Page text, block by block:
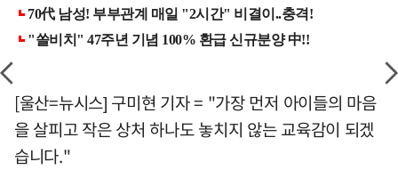
[울산=뉴시스] 구미현 기자 = "가장 먼저 아이들의 마음
을 살피고 작은 상처 하나도 놓치지 않는 교육감이 되겠
습니다."